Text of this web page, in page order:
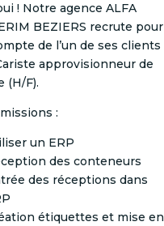
! Notre agence ALFA
BEZIERS recrute pour
de l’un de ses clients
approvisionneur de
(H/F).
:
un ERP
des conteneurs
des réceptions dans
étiquettes et mise en